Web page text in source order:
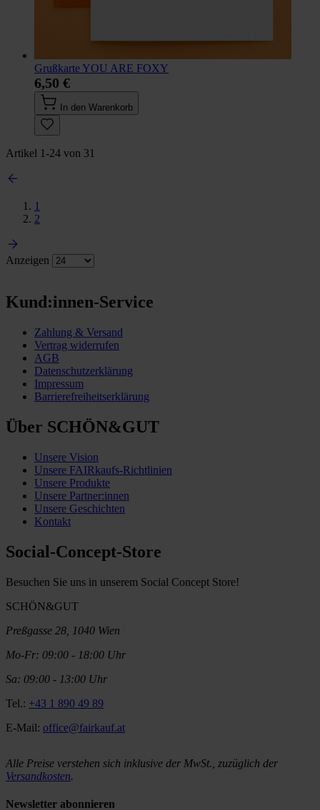
Grußkarte YOU ARE FOXY
6,50 €
In den Warenkorb
Artikel 1-24 von 31
1
2
Anzeigen
Kund:innen-Service
Zahlung & Versand
Vertrag widerrufen
AGB
Datenschutzerklärung
Impressum
Barrierefreiheitserklärung
Über SCHÖN&GUT
Unsere Vision
Unsere FAIRkaufs-Richtlinien
Unsere Produkte
Unsere Partner:innen
Unsere Geschichten
Kontakt
Social-Concept-Store
Besuchen Sie uns in unserem Social Concept Store!
SCHÖN&GUT
Preßgasse 28, 1040 Wien
Mo-Fr: 09:00 - 18:00 Uhr
Sa: 09:00 - 13:00 Uhr
Tel.: +43 1 890 49 89
E-Mail: office@fairkauf.at
Alle Preise verstehen sich inklusive der MwSt., zuzüglich der
Versandkosten.
Newsletter abonnieren